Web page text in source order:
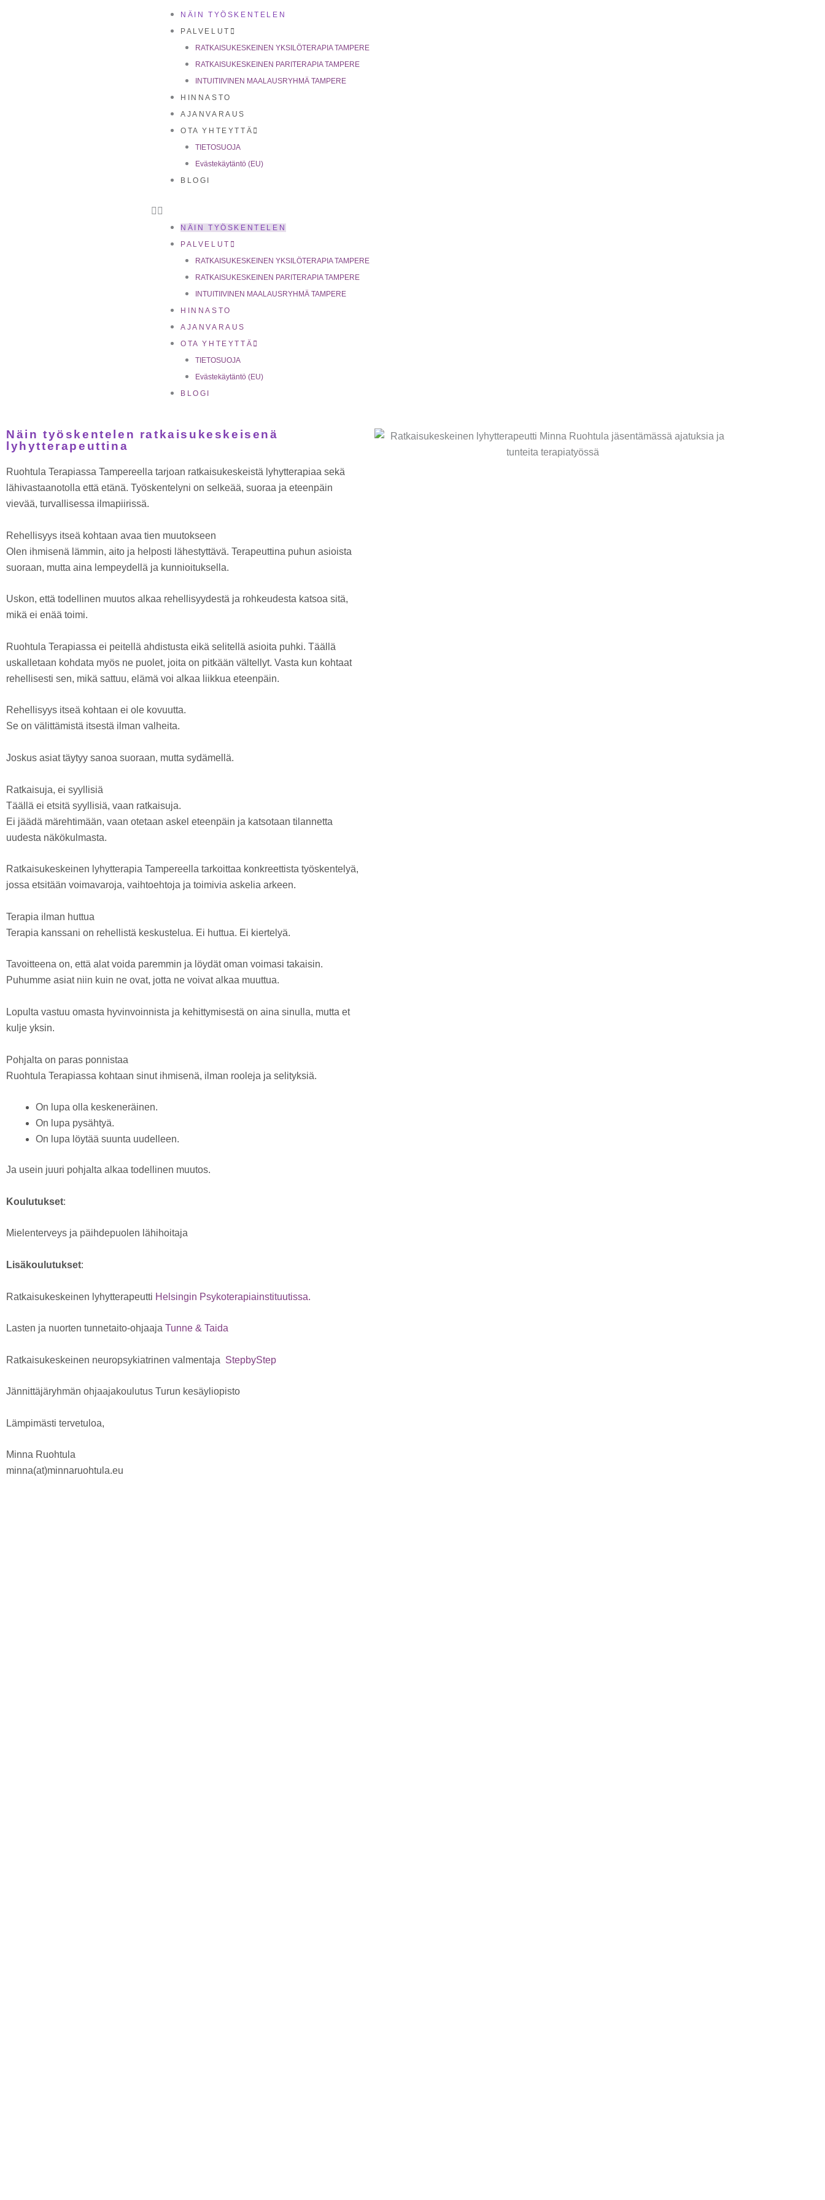
NÄIN TYÖSKENTELEN
PALVELUT
RATKAISUKESKEINEN YKSILÖTERAPIA TAMPERE
RATKAISUKESKEINEN PARITERAPIA TAMPERE
INTUITIIVINEN MAALAUSRYHMÄ TAMPERE
HINNASTO
AJANVARAUS
OTA YHTEYTTÄ
TIETOSUOJA
Evästekäytäntö (EU)
BLOGI
NÄIN TYÖSKENTELEN
PALVELUT
RATKAISUKESKEINEN YKSILÖTERAPIA TAMPERE
RATKAISUKESKEINEN PARITERAPIA TAMPERE
INTUITIIVINEN MAALAUSRYHMÄ TAMPERE
HINNASTO
AJANVARAUS
OTA YHTEYTTÄ
TIETOSUOJA
Evästekäytäntö (EU)
BLOGI
Näin työskentelen ratkaisukeskeisenä
lyhytterapeuttina
Ruohtula Terapiassa Tampereella tarjoan ratkaisukeskeistä lyhytterapiaa sekä
lähivastaanotolla että etänä. Työskentelyni on selkeää, suoraa ja eteenpäin
vievää, turvallisessa ilmapiirissä.
Rehellisyys itseä kohtaan avaa tien muutokseen
Olen ihmisenä lämmin, aito ja helposti lähestyttävä. Terapeuttina puhun asioista
suoraan, mutta aina lempeydellä ja kunnioituksella.
Uskon, että todellinen muutos alkaa rehellisyydestä ja rohkeudesta katsoa sitä,
mikä ei enää toimi.
Ruohtula Terapiassa ei peitellä ahdistusta eikä selitellä asioita puhki. Täällä
uskalletaan kohdata myös ne puolet, joita on pitkään vältellyt. Vasta kun kohtaat
rehellisesti sen, mikä sattuu, elämä voi alkaa liikkua eteenpäin.
Rehellisyys itseä kohtaan ei ole kovuutta.
Se on välittämistä itsestä ilman valheita.
Joskus asiat täytyy sanoa suoraan, mutta sydämellä.
Ratkaisuja, ei syyllisiä
Täällä ei etsitä syyllisiä, vaan ratkaisuja.
Ei jäädä märehtimään, vaan otetaan askel eteenpäin ja katsotaan tilannetta
uudesta näkökulmasta.
Ratkaisukeskeinen lyhytterapia Tampereella tarkoittaa konkreettista työskentelyä,
jossa etsitään voimavaroja, vaihtoehtoja ja toimivia askelia arkeen.
Terapia ilman huttua
Terapia kanssani on rehellistä keskustelua. Ei huttua. Ei kiertelyä.
Tavoitteena on, että alat voida paremmin ja löydät oman voimasi takaisin.
Puhumme asiat niin kuin ne ovat, jotta ne voivat alkaa muuttua.
Lopulta vastuu omasta hyvinvoinnista ja kehittymisestä on aina sinulla, mutta et
kulje yksin.
Pohjalta on paras ponnistaa
Ruohtula Terapiassa kohtaan sinut ihmisenä, ilman rooleja ja selityksiä.
On lupa olla keskeneräinen.
On lupa pysähtyä.
On lupa löytää suunta uudelleen.
Ja usein juuri pohjalta alkaa todellinen muutos.
Koulutukset:
Mielenterveys ja päihdepuolen lähihoitaja
Lisäkoulutukset:
Ratkaisukeskeinen lyhytterapeutti Helsingin Psykoterapiainstituutissa.
Lasten ja nuorten tunnetaito-ohjaaja Tunne & Taida
Ratkaisukeskeinen neuropsykiatrinen valmentaja StepbyStep
Jännittäjäryhmän ohjaajakoulutus Turun kesäyliopisto
Lämpimästi tervetuloa,
Minna Ruohtula
minna(at)minnaruohtula.eu